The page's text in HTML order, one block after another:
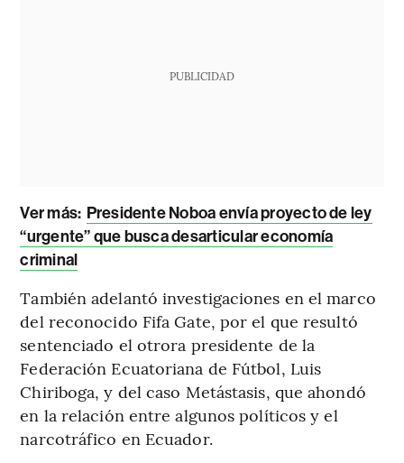
PUBLICIDAD
Ver más: Presidente Noboa envía proyecto de ley
“urgente” que busca desarticular economía
criminal
También adelantó investigaciones en el marco
del reconocido Fifa Gate, por el que resultó
sentenciado el otrora presidente de la
Federación Ecuatoriana de Fútbol, Luis
Chiriboga, y del caso Metástasis, que ahondó
en la relación entre algunos políticos y el
narcotráfico en Ecuador.